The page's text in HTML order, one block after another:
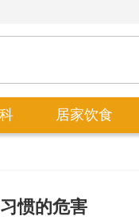
居家饮食
惯的危害